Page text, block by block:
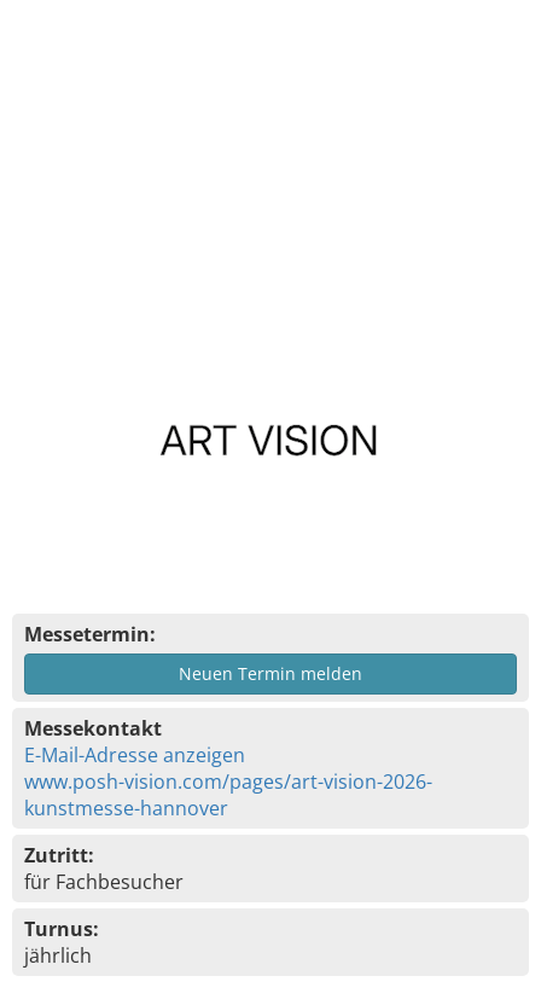
Messetermin:
Neuen Termin melden
Messekontakt
E-Mail-Adresse anzeigen
www.posh-vision.com/pages/art-vision-2026-
kunstmesse-hannover
Zutritt:
für Fachbesucher
Turnus:
jährlich